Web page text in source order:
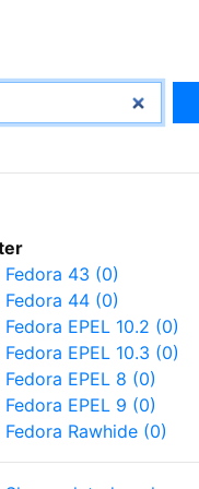
Fedora 43 (0)
Fedora 44 (0)
Fedora EPEL 10.2 (0)
Fedora EPEL 10.3 (0)
Fedora EPEL 8 (0)
Fedora EPEL 9 (0)
Fedora Rawhide (0)